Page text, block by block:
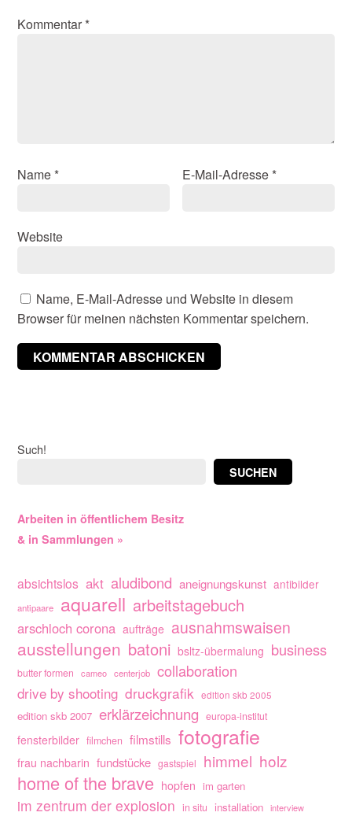
Kommentar *
Name * E-Mail-Adresse *
Website
Name, E-Mail-Adresse und Website in diesem
Browser für meinen nächsten Kommentar speichern.
Such!
SUCHEN
Arbeiten in öffentlichem Besitz
& in Sammlungen »
absichtslos akt aludibond aneignungskunst antibilder
antipaare aquarell arbeitstagebuch
arschloch corona aufträge ausnahmswaisen
ausstellungen batoni bsltz-übermalung business
butter formen cameo centerjob collaboration
drive by shooting druckgrafik edition skb 2005
edition skb 2007 erklärzeichnung europa-institut
fensterbilder filmchen filmstills fotografie
frau nachbarin fundstücke gastspiel himmel holz
home of the brave hopfen im garten
im zentrum der explosion in situ installation interview